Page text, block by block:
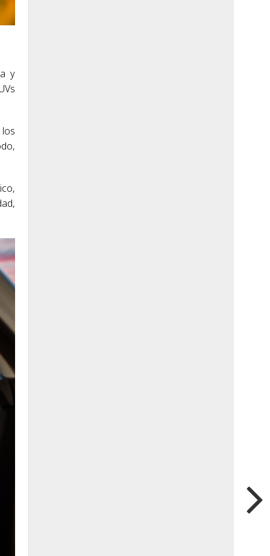
y